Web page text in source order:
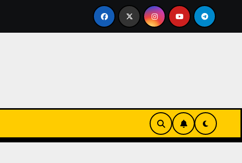
Kampanjalahjan palaute: Pelaajien arvostelut,